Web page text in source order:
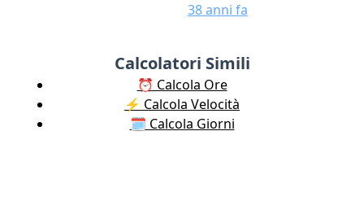
38 anni fa
Calcolatori Simili
⏰ Calcola Ore
⚡️ Calcola Velocità
🗓️ Calcola Giorni